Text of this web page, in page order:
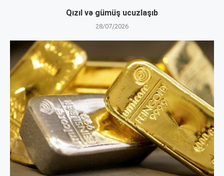
Qızıl və gümüş ucuzlaşıb
28/07/2026